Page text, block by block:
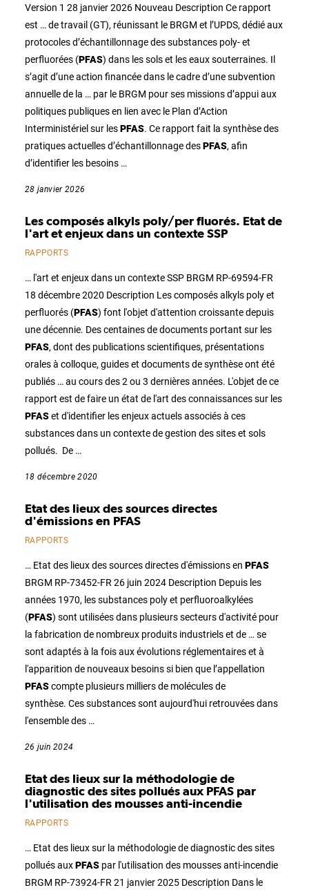
Version 1 28 janvier 2026 Nouveau Description Ce rapport
est … de travail (GT), réunissant le BRGM et l’UPDS, dédié aux
protocoles d’échantillonnage des substances poly- et
perfluorées (PFAS) dans les sols et les eaux souterraines. Il
s’agit d’une action financée dans le cadre d’une subvention
annuelle de la … par le BRGM pour ses missions d’appui aux
politiques publiques en lien avec le Plan d’Action
Interministériel sur lesPFAS. Ce rapport fait la synthèse des
pratiques actuelles d’échantillonnage desPFAS, afin
d’identifier les besoins …
28 janvier 2026
Les composés alkyls poly/per fluorés. Etat de
l'art et enjeux dans un contexte SSP
RAPPORTS
… l'art et enjeux dans un contexte SSP BRGM RP-69594-FR
18 décembre 2020 Description Les composés alkyls poly et
perfluorés (PFAS) font l'objet d'attention croissante depuis
une décennie. Des centaines de documents portant sur les
PFAS, dont des publications scientifiques, présentations
orales à colloque, guides et documents de synthèse ont été
publiés … au cours des 2 ou 3 dernières années. L'objet de ce
rapport est de faire un état de l'art des connaissances sur les
PFASet d'identifier les enjeux actuels associés à ces
substances dans un contexte de gestion des sites et sols
pollués. De …
18 décembre 2020
Etat des lieux des sources directes
d'émissions en PFAS
RAPPORTS
… Etat des lieux des sources directes d'émissions en PFAS
BRGM RP-73452-FR 26 juin 2024 Description Depuis les
années 1970, les substances poly et perfluoroalkylées
(PFAS) sont utilisées dans plusieurs secteurs d'activité pour
la fabrication de nombreux produits industriels et de … se
sont adaptés à la fois aux évolutions réglementaires et à
l'apparition de nouveaux besoins si bien que l’appellation
PFAScompte plusieurs milliers de molécules de
synthèse. Ces substances sont aujourd'hui retrouvées dans
l'ensemble des …
26 juin 2024
Etat des lieux sur la méthodologie de
diagnostic des sites pollués aux PFAS par
l'utilisation des mousses anti-incendie
RAPPORTS
… Etat des lieux sur la méthodologie de diagnostic des sites
pollués auxPFAS par l'utilisation des mousses anti-incendie
BRGM RP-73924-FR 21 janvier 2025 Description Dans le